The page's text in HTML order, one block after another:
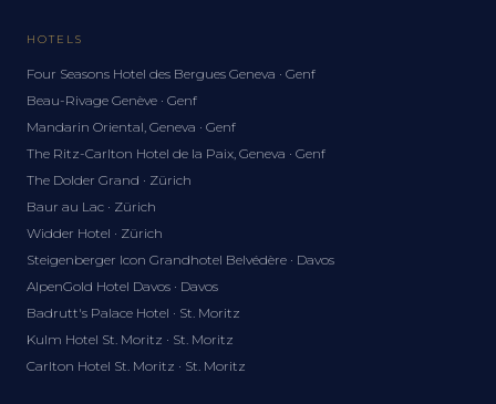
HOTELS
Four Seasons Hotel des Bergues Geneva · Genf
Beau-Rivage Genève · Genf
Mandarin Oriental, Geneva · Genf
The Ritz-Carlton Hotel de la Paix, Geneva · Genf
The Dolder Grand · Zürich
Baur au Lac · Zürich
Widder Hotel · Zürich
Steigenberger Icon Grandhotel Belvédère · Davos
AlpenGold Hotel Davos · Davos
Badrutt's Palace Hotel · St. Moritz
Kulm Hotel St. Moritz · St. Moritz
Carlton Hotel St. Moritz · St. Moritz